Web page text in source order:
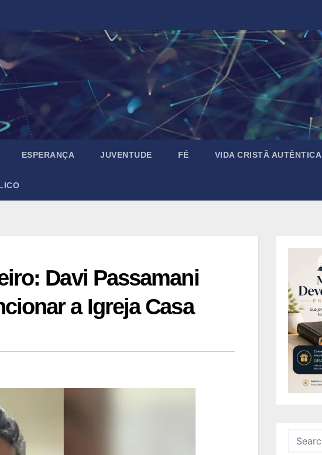
ESPERANÇA JUVENTUDE FÉ VIDA CRISTÃ AUTÊNTICA
Davi Passamani
a Igreja Casa